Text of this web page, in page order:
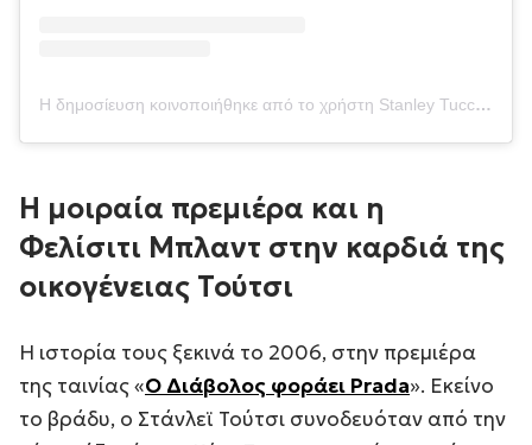
Η δημοσίευση κοινοποιήθηκε από το χρήστη Stanley Tucci (@stanleytucci)
Η μοιραία πρεμιέρα και η
Φελίσιτι Μπλαντ στην καρδιά της
οικογένειας Τούτσι
Η ιστορία τους ξεκινά το 2006, στην πρεμιέρα
της ταινίας «Ο Διάβολος φοράει Prada». Εκείνο
το βράδυ, ο Στάνλεϊ Τούτσι συνοδευόταν από την